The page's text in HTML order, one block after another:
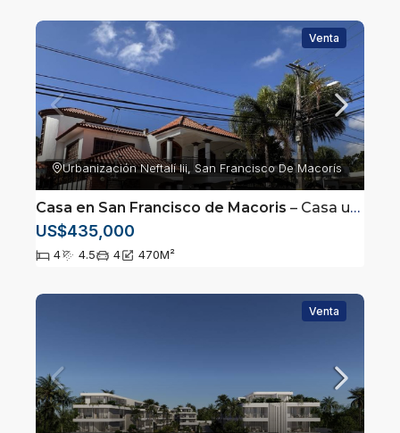
Venta
Urbanización Neftalí Iii, San Francisco De Macorís
Casa en San Francisco de Macoris – Casa ubicada en Neftaly 3, San Francisco de Macorís
US$435,000
4 4.5 4 470M²
Venta